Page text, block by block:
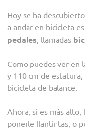
Hoy se ha
a andar en bicicleta
pedales, llamadas
Como puedes ver en
y 110 cm de
bicicleta de balance.
Ahora, si es más
ponerle llantintas, o